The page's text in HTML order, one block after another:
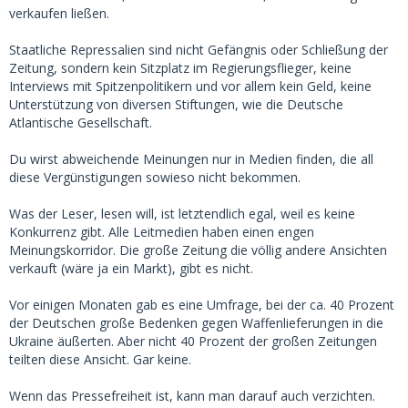
verkaufen ließen.
Staatliche Repressalien sind nicht Gefängnis oder Schließung der
Zeitung, sondern kein Sitzplatz im Regierungsflieger, keine
Interviews mit Spitzenpolitikern und vor allem kein Geld, keine
Unterstützung von diversen Stiftungen, wie die Deutsche
Atlantische Gesellschaft.
Du wirst abweichende Meinungen nur in Medien finden, die all
diese Vergünstigungen sowieso nicht bekommen.
Was der Leser, lesen will, ist letztendlich egal, weil es keine
Konkurrenz gibt. Alle Leitmedien haben einen engen
Meinungskorridor. Die große Zeitung die völlig andere Ansichten
verkauft (wäre ja ein Markt), gibt es nicht.
Vor einigen Monaten gab es eine Umfrage, bei der ca. 40 Prozent
der Deutschen große Bedenken gegen Waffenlieferungen in die
Ukraine äußerten. Aber nicht 40 Prozent der großen Zeitungen
teilten diese Ansicht. Gar keine.
Wenn das Pressefreiheit ist, kann man darauf auch verzichten.